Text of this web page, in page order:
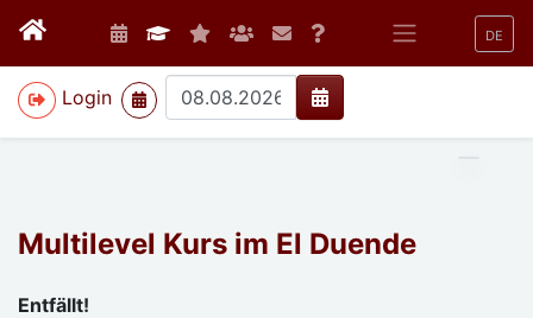
DE
Login
>
Multilevel Kurs im El Duende
Entfällt!